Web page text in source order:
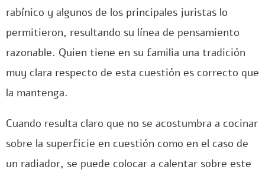
rabínico y algunos de los principales juristas lo
permitieron, resultando su línea de pensamiento
razonable. Quien tiene en su familia una tradición
muy clara respecto de esta cuestión es correcto que
la mantenga.
Cuando resulta claro que no se acostumbra a cocinar
sobre la superficie en cuestión como en el caso de
un radiador, se puede colocar a calentar sobre este